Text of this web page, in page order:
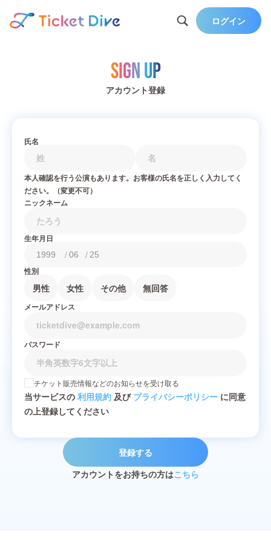
ログイン
Sign Up
アカウント登録
氏名
本人確認を行う公演もあります。お客様の氏名を正しく入力してく
ださい。（変更不可）
ニックネーム
生年月日
/ /
性別
男性 女性 その他 無回答
メールアドレス
パスワード
チケット販売情報などのお知らせを受け取る
当サービスの 利用規約 及び プライバシーポリシー に同意
の上登録してください
登録する
アカウントをお持ちの方はこちら